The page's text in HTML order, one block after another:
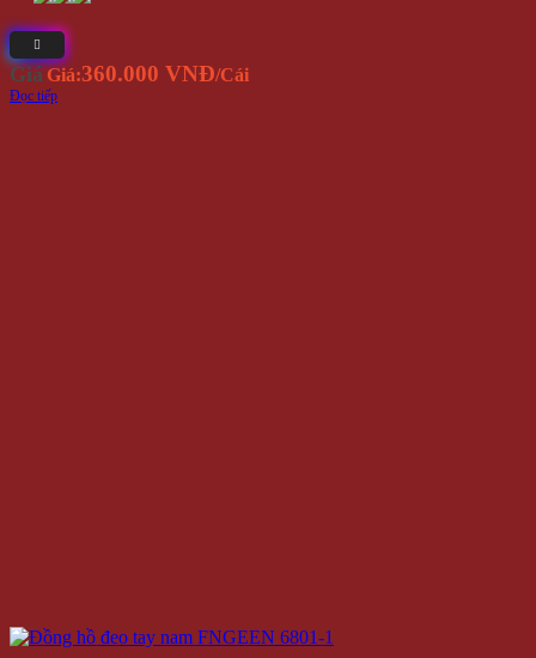
GiáGiá:360.000 VNĐ/Cái
Đọc tiếp